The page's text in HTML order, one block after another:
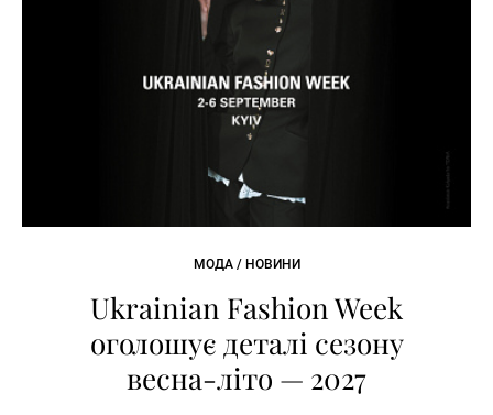
МОДА / НОВИНИ
Ukrainian Fashion Week
оголошує деталі сезону
весна-літо — 2027